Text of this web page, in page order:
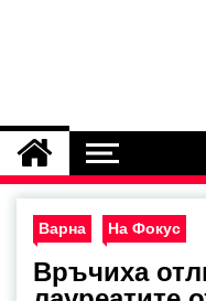
Варна На Фокус
Връчиха